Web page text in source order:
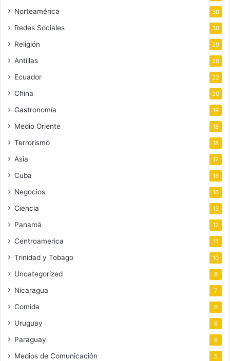
Norteamérica 30
Redes Sociales 30
Religión 29
Antillas 26
Ecuador 22
China 20
Gastronomía 19
Medio Oriente 18
Terrorismo 18
Asia 17
Cuba 16
Negocios 16
Ciencia 13
Panamá 12
Centroamerica 11
Trinidad y Tobago 10
Uncategorized 9
Nicaragua 7
Comida 6
Uruguay 6
Paraguay 6
Medios de Comunicación 5